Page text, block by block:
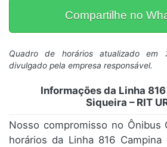
Compartilhe no
Quadro de horários atualizado em
divulgado pela empresa responsável.
Informações da Linha
Siqueira – RIT
Nosso compromisso no Ônibus
horários da Linha 816